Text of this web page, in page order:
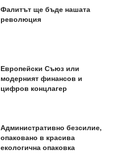
Фалитът ще бъде нашата
революция
Европейски Съюз или
модерният финансов и
цифров концлагер
Административно безсилие,
опаковано в красива
екологична опаковка